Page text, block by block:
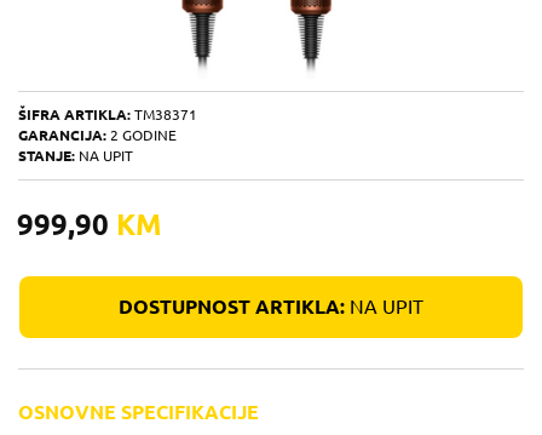
ŠIFRA ARTIKLA: TM38371
GARANCIJA: 2 GODINE
STANJE: NA UPIT
999,90 KM
DOSTUPNOST ARTIKLA: NA UPIT
OSNOVNE SPECIFIKACIJE